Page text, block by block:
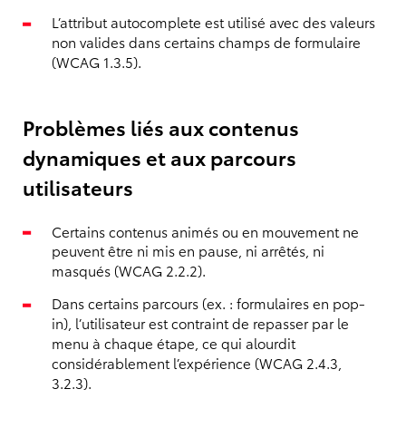
L’attribut autocomplete est utilisé avec des valeurs
non valides dans certains champs de formulaire
(WCAG 1.3.5).
Problèmes liés aux contenus
dynamiques et aux parcours
utilisateurs
Certains contenus animés ou en mouvement ne
peuvent être ni mis en pause, ni arrêtés, ni
masqués (WCAG 2.2.2).
Dans certains parcours (ex. : formulaires en pop-
in), l’utilisateur est contraint de repasser par le
menu à chaque étape, ce qui alourdit
considérablement l’expérience (WCAG 2.4.3,
3.2.3).